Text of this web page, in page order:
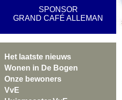
Het laatste nieuws
Wonen in De Bogen
Onze bewoners
VvE
SPONSOR
GRAND CAFÉ ALLEMAN